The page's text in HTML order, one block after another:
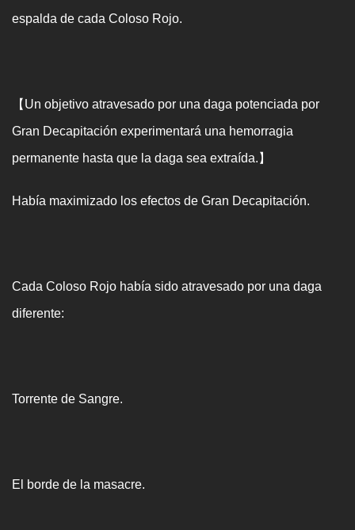
espalda de cada Coloso Rojo.
【Un objetivo atravesado por una daga potenciada por
Gran Decapitación experimentará una hemorragia
permanente hasta que la daga sea extraída.】
Había maximizado los efectos de Gran Decapitación.
Cada Coloso Rojo había sido atravesado por una daga
diferente:
Torrente de Sangre.
El borde de la masacre.